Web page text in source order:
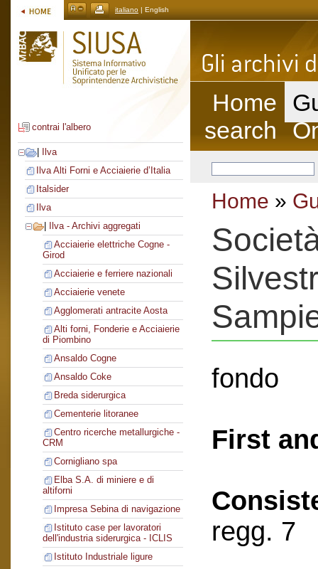
italiano | English
contrai l'albero
Ilva
Ilva Alti Forni e Acciaierie d’Italia
Italsider
Ilva
Ilva - Archivi aggregati
Acciaierie elettriche Cogne -
Girod
Acciaierie e ferriere nazionali
Acciaierie venete
Agglomerati antracite Aosta
Alti forni, Fonderie e Acciaierie
di Piombino
Ansaldo Cogne
Ansaldo Coke
Breda siderurgica
Cementerie litoranee
Centro ricerche metallurgiche -
CRM
Cornigliano spa
Elba S.A. di miniere e di
altiforni
Impresa Sebina di navigazione
Istituto case per lavoratori
dell'industria siderurgica - ICLIS
Istituto Industriale ligure
Home
search
Home »
fondo
First
regg. 7